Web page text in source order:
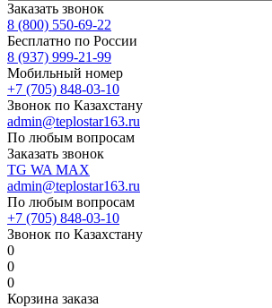
Заказать звонок
8 (800) 550-69-22
Бесплатно по России
8 (937) 999-21-99
Мобильный номер
+7 (705) 848-03-10
Звонок по Казахстану
admin@teplostar163.ru
По любым вопросам
Заказать звонок
TG WA MAX
admin@teplostar163.ru
По любым вопросам
+7 (705) 848-03-10
Звонок по Казахстану
0
0
0
Корзина заказа